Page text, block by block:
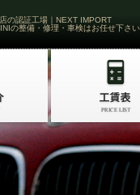
の認証工場｜NEXT IMPORT
の整備・修理・車検はお任せ下さい